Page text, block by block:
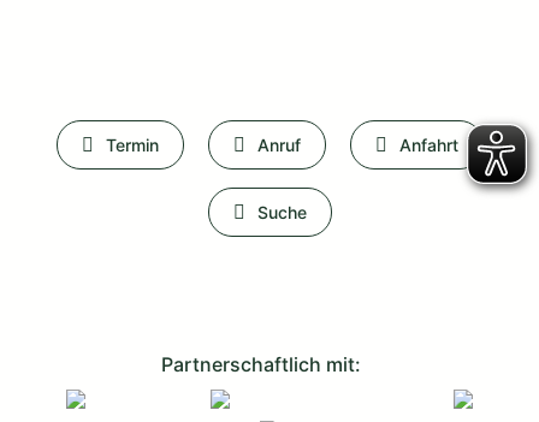
Termin Anruf Anfahrt
Suche
Partnerschaftlich mit: